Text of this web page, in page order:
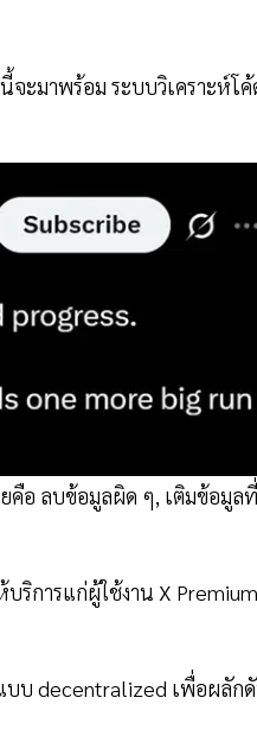
จะมาพร้อม ระบบวิเคราะห์โ
คือ ลบข้อมูลผิด ๆ, เติมข้อมูลที่
ริการแก่ผู้ใช้งาน X Premium
บ decentralized เพื่อผลัก